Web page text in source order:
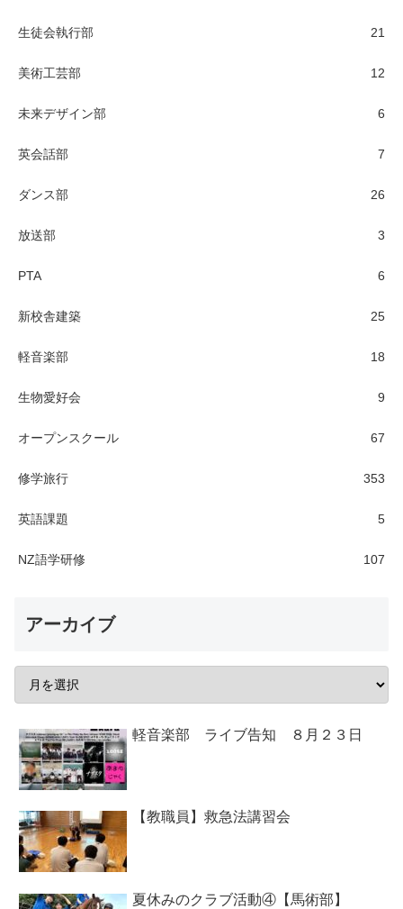
生徒会執行部 21
美術工芸部 12
未来デザイン部 6
英会話部 7
ダンス部 26
放送部 3
PTA 6
新校舎建築 25
軽音楽部 18
生物愛好会 9
オープンスクール 67
修学旅行 353
英語課題 5
NZ語学研修 107
アーカイブ
軽音楽部 ライブ告知 ８月２３日
【教職員】救急法講習会
夏休みのクラブ活動④【馬術部】